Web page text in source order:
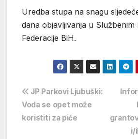
Uredba stupa na snagu
dana objavljivanja u Službenim
Federacije BiH.
Navigacija
objava
i/
JP Parkovi Ljubuški:
Voda se opet može
koristiti za piće